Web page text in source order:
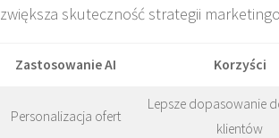
zwiększa skuteczność strategii
Zastosowanie AI Korzyści
Personalizacja ofert
Lepsze dopasowanie
klientów